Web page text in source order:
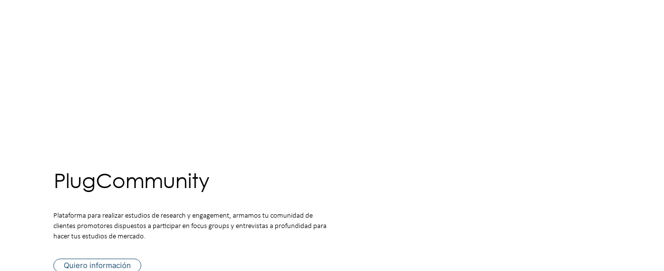
PlugCommunity
Plataforma para realizar estudios de research y engagement, armamos tu comunidad de
clientes promotores dispuestos a participar en focus groups y entrevistas a profundidad para
hacer tus estudios de mercado.
Quiero información